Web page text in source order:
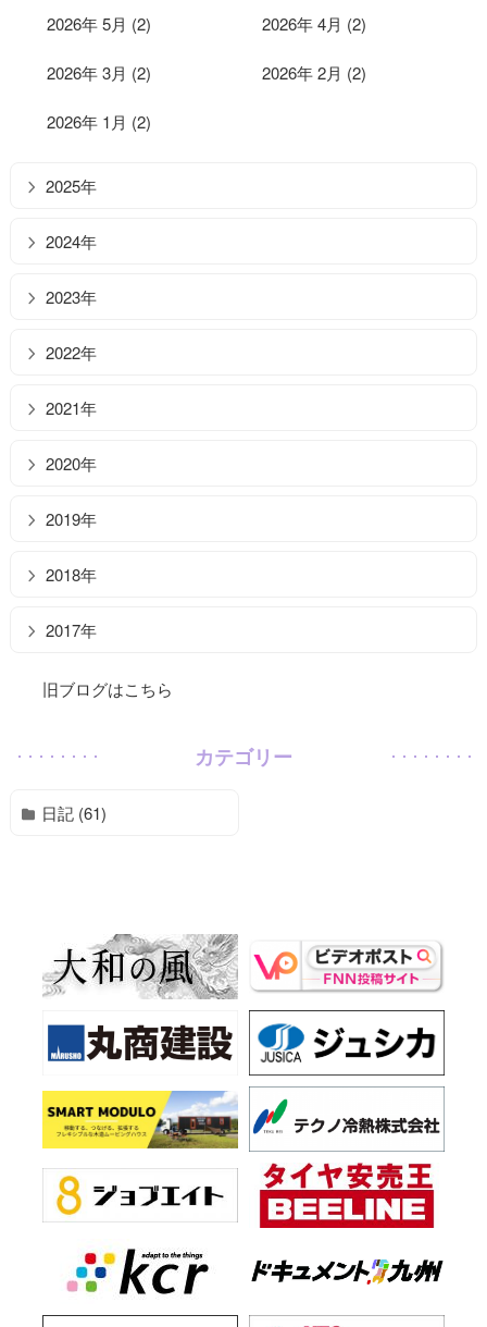
2026年 5月 (2) 2026年 4月 (2)
2026年 3月 (2) 2026年 2月 (2)
2026年 1月 (2)
2025年
2024年
2023年
2022年
2021年
2020年
2019年
2018年
2017年
旧ブログはこちら
カテゴリー
日記 (61)